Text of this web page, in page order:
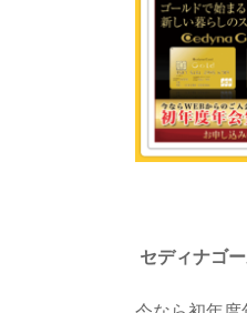
セディナゴ